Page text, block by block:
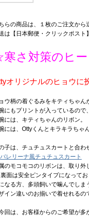
らの商品は、１枚のご注文から
は【日本郵便・クリックポス
さ対策のヒ
オリジナルのヒョウに
ウ柄の着ぐるみをキティちゃ
にもプリントが入っているの
には、キティちゃんのリボン。
には、Ottyくんとキラキラちゃ
子は、チュチュスカートと合
バレリーナ風チュチュスカート
のモコモコのリボンは、取り外
面は安全ピンタイプになってお
なる方、多頭飼いで噛んでし
イン違いのお揃いで着せれる
回は、お客様からのご希望が多